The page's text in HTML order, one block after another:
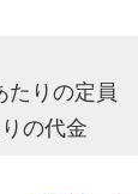
たりの定員
の代金